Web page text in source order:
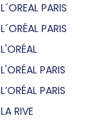
L´OREAL PARIS
L´ORÉAL PARIS
L'ORÉAL
L'ORÉAL PARIS
L’ORÉAL PARIS
LA RIVE